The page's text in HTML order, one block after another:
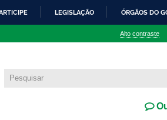
LEGISLAÇÃO ÓRGÃOS DO
Alto contraste